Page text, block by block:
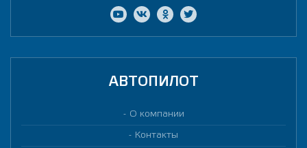
АВТОПИЛОТ
О компании
Контакты